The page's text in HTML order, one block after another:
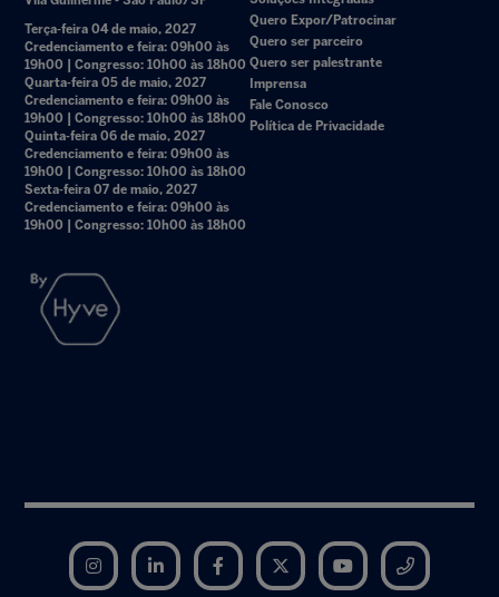
Terça-feira 04 de maio, 2027
Credenciamento e feira: 09h00 às
19h00 | Congresso: 10h00 às 18h00
Quarta-feira 05 de maio, 2027
Credenciamento e feira: 09h00 às
19h00 | Congresso: 10h00 às 18h00
Quinta-feira 06 de maio, 2027
Credenciamento e feira: 09h00 às
19h00 | Congresso: 10h00 às 18h00
Sexta-feira 07 de maio, 2027
Credenciamento e feira: 09h00 às
19h00 | Congresso: 10h00 às 18h00
Quero Expor/Patrocinar
Quero ser parceiro
Quero ser palestrante
Imprensa
Fale Conosco
Política de Privacidade
Instagram LinkedIn Facebook Twitter YouTube